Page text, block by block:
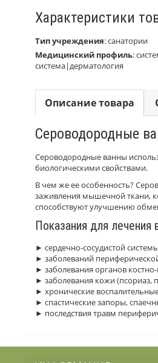
Характеристики
Тип учреждения:санатории
Медицинский профиль:
система|дерматология
Описание товара
Сероводородные
Сероводородные ванны
биологическими свойствами.
В чем же ее особенность?
заживления мышечной ткани,
способствуют улучшению
Показания для лечения
► сердечно-сосудистой
► заболеваний
► заболевания органов
► заболевания кожи (псориаз,
► хронические
► спастические запоры,
► последствия травм